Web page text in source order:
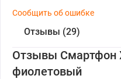
Сообщить об ошибке
Отзывы (29)
Отзывы Смартфон
фиолетовый